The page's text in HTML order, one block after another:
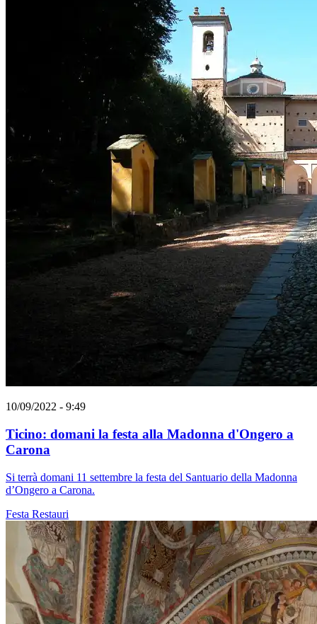
10/09/2022 - 9:49
Ticino: domani la festa alla Madonna d'Ongero a
Carona
Si terrà domani 11 settembre la festa del Santuario della Madonna
d’Ongero a Carona.
Festa Restauri